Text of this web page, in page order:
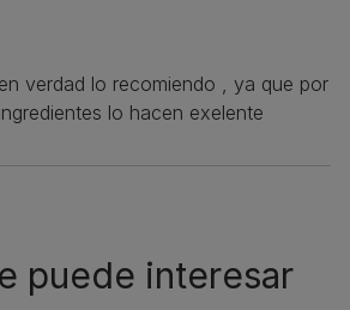
verdad lo recomiendo , ya que por
lo hacen exelente
puede interesar